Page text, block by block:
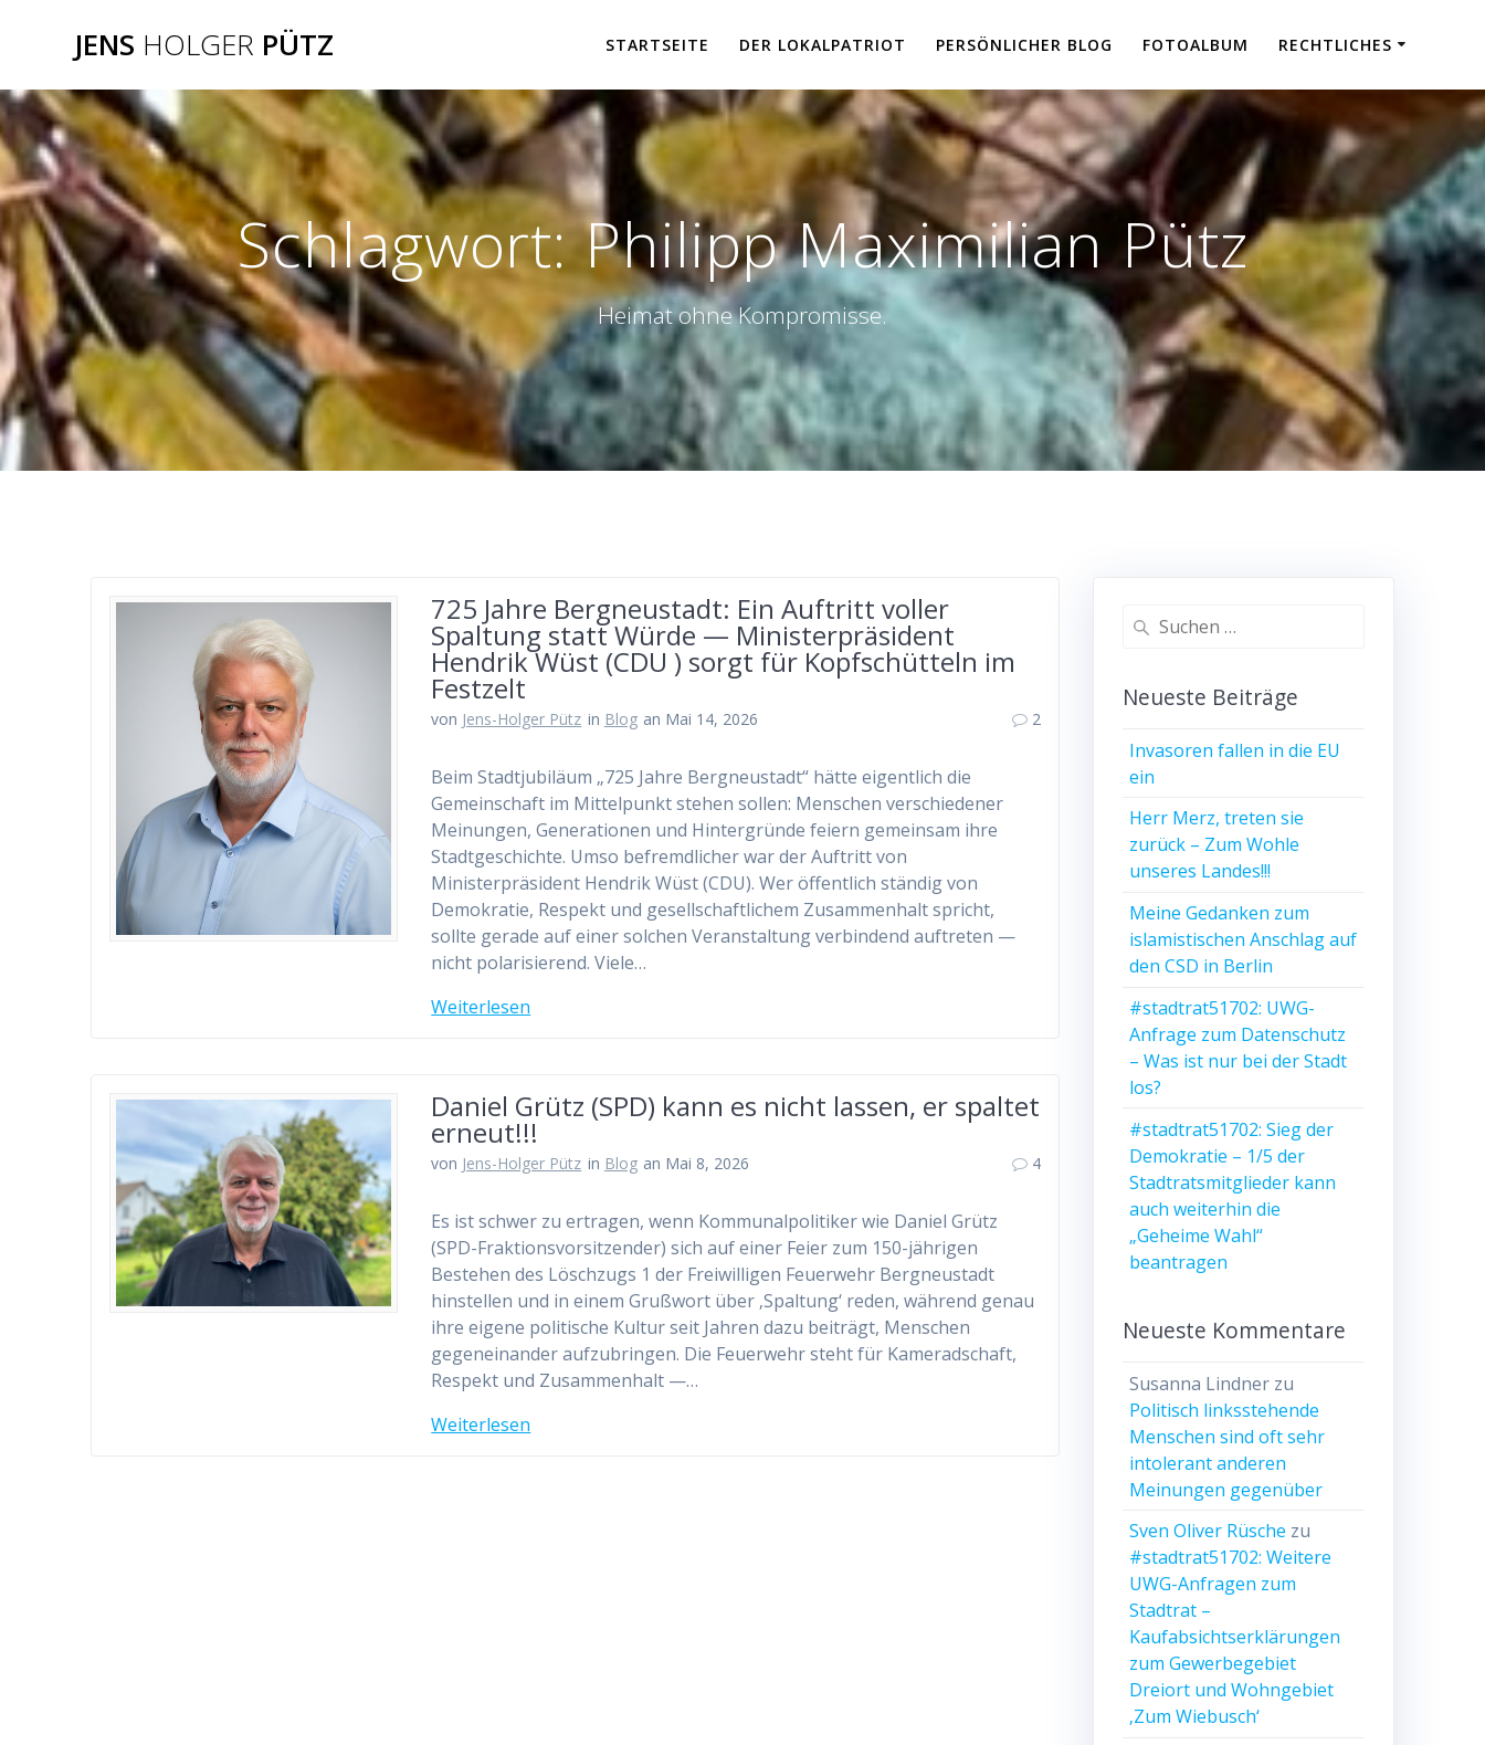
springen
JENS HOLGER PÜTZ STARTSEITE DER LOKALPATRIOT PERSÖNLICHER BLOG FOTOALBUM RECHTLICHES
Schlagwort:Philipp Maximilian Pütz
Heimat ohne Kompromisse.
725 Jahre Bergneustadt: Ein Auftritt voller
Spaltung statt Würde — Ministerpräsident
Hendrik Wüst (CDU ) sorgt für Kopfschütteln im
Festzelt
von Jens-Holger Pütz in Blog an Mai 14, 2026 2
Beim Stadtjubiläum „725 Jahre Bergneustadt“ hätte eigentlich die
Gemeinschaft im Mittelpunkt stehen sollen: Menschen verschiedener
Meinungen, Generationen und Hintergründe feiern gemeinsam ihre
Stadtgeschichte. Umso befremdlicher war der Auftritt von
Ministerpräsident Hendrik Wüst (CDU). Wer öffentlich ständig von
Demokratie, Respekt und gesellschaftlichem Zusammenhalt spricht,
sollte gerade auf einer solchen Veranstaltung verbindend auftreten —
nicht polarisierend. Viele…
Weiterlesen
Daniel Grütz (SPD) kann es nicht lassen, er spaltet
erneut!!!
von Jens-Holger Pütz in Blog an Mai 8, 2026 4
Es ist schwer zu ertragen, wenn Kommunalpolitiker wie Daniel Grütz
(SPD-Fraktionsvorsitzender) sich auf einer Feier zum 150-jährigen
Bestehen des Löschzugs 1 der Freiwilligen Feuerwehr Bergneustadt
hinstellen und in einem Grußwort über ‚Spaltung‘ reden, während genau
ihre eigene politische Kultur seit Jahren dazu beiträgt, Menschen
gegeneinander aufzubringen. Die Feuerwehr steht für Kameradschaft,
Respekt und Zusammenhalt —…
Weiterlesen
Suchen
Neueste Beiträge
Invasoren fallen in die EU
ein
Herr Merz, treten sie
zurück – Zum Wohle
unseres Landes!!!
Meine Gedanken zum
islamistischen Anschlag auf
den CSD in Berlin
#stadtrat51702: UWG-
Anfrage zum Datenschutz
– Was ist nur bei der Stadt
los?
#stadtrat51702: Sieg der
Demokratie – 1/5 der
Stadtratsmitglieder kann
auch weiterhin die
„Geheime Wahl“
beantragen
Neueste Kommentare
Susanna Lindner zu
Politisch linksstehende
Menschen sind oft sehr
intolerant anderen
Meinungen gegenüber
Sven Oliver Rüsche zu
#stadtrat51702: Weitere
UWG-Anfragen zum
Stadtrat –
Kaufabsichtserklärungen
zum Gewerbegebiet
Dreiort und Wohngebiet
‚Zum Wiebusch‘